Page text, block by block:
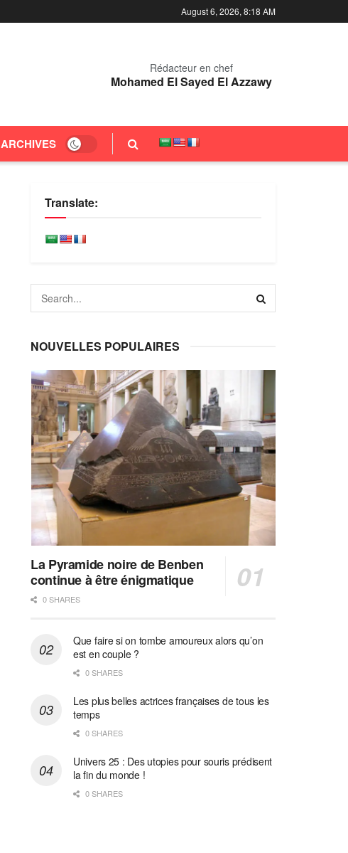
August 6, 2026, 8:18 AM
Rédacteur en chef
Mohamed El Sayed El Azzawy
ARCHIVES
Translate:
NOUVELLES POPULAIRES
La Pyramide noire de Benben
continue à être énigmatique
0 SHARES
Que faire si on tombe amoureux alors qu’on
est en couple ?
0 SHARES
Les plus belles actrices françaises de tous les
temps
0 SHARES
Univers 25 : Des utopies pour souris prédisent
la fin du monde !
0 SHARES